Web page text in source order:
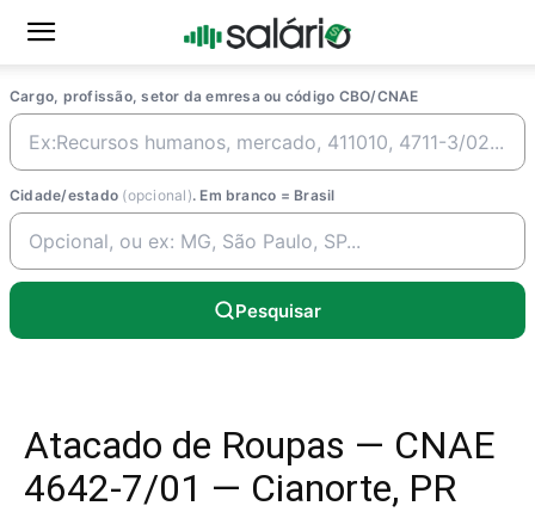
Cargo, profissão, setor da emresa ou código CBO/CNAE
Cidade/estado (opcional). Em branco = Brasil
Pesquisar
Atacado de Roupas — CNAE
4642-7/01 — Cianorte, PR